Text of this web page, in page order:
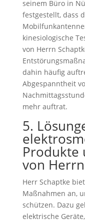
seinem Büro in
festgestellt, dass
kinesiologische
von Herrn
dahin häufig
Abgespanntheit
mehr auftrat.
5.
Produkte
von
Herr Schaptke
Maßnahmen an,
schützen. Dazu
elektrische